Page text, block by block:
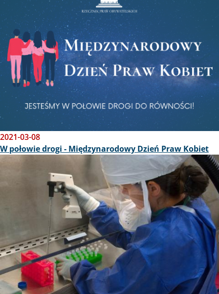
2021-03-08
W połowie drogi - Międzynarodowy Dzień Praw Kobiet
Obraz